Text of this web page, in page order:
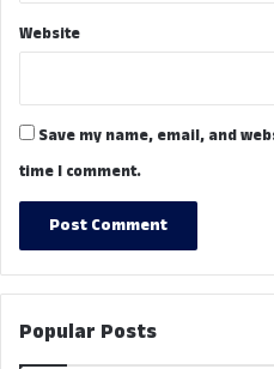
Website
Save my name, email, and
time I comment.
Popular Posts